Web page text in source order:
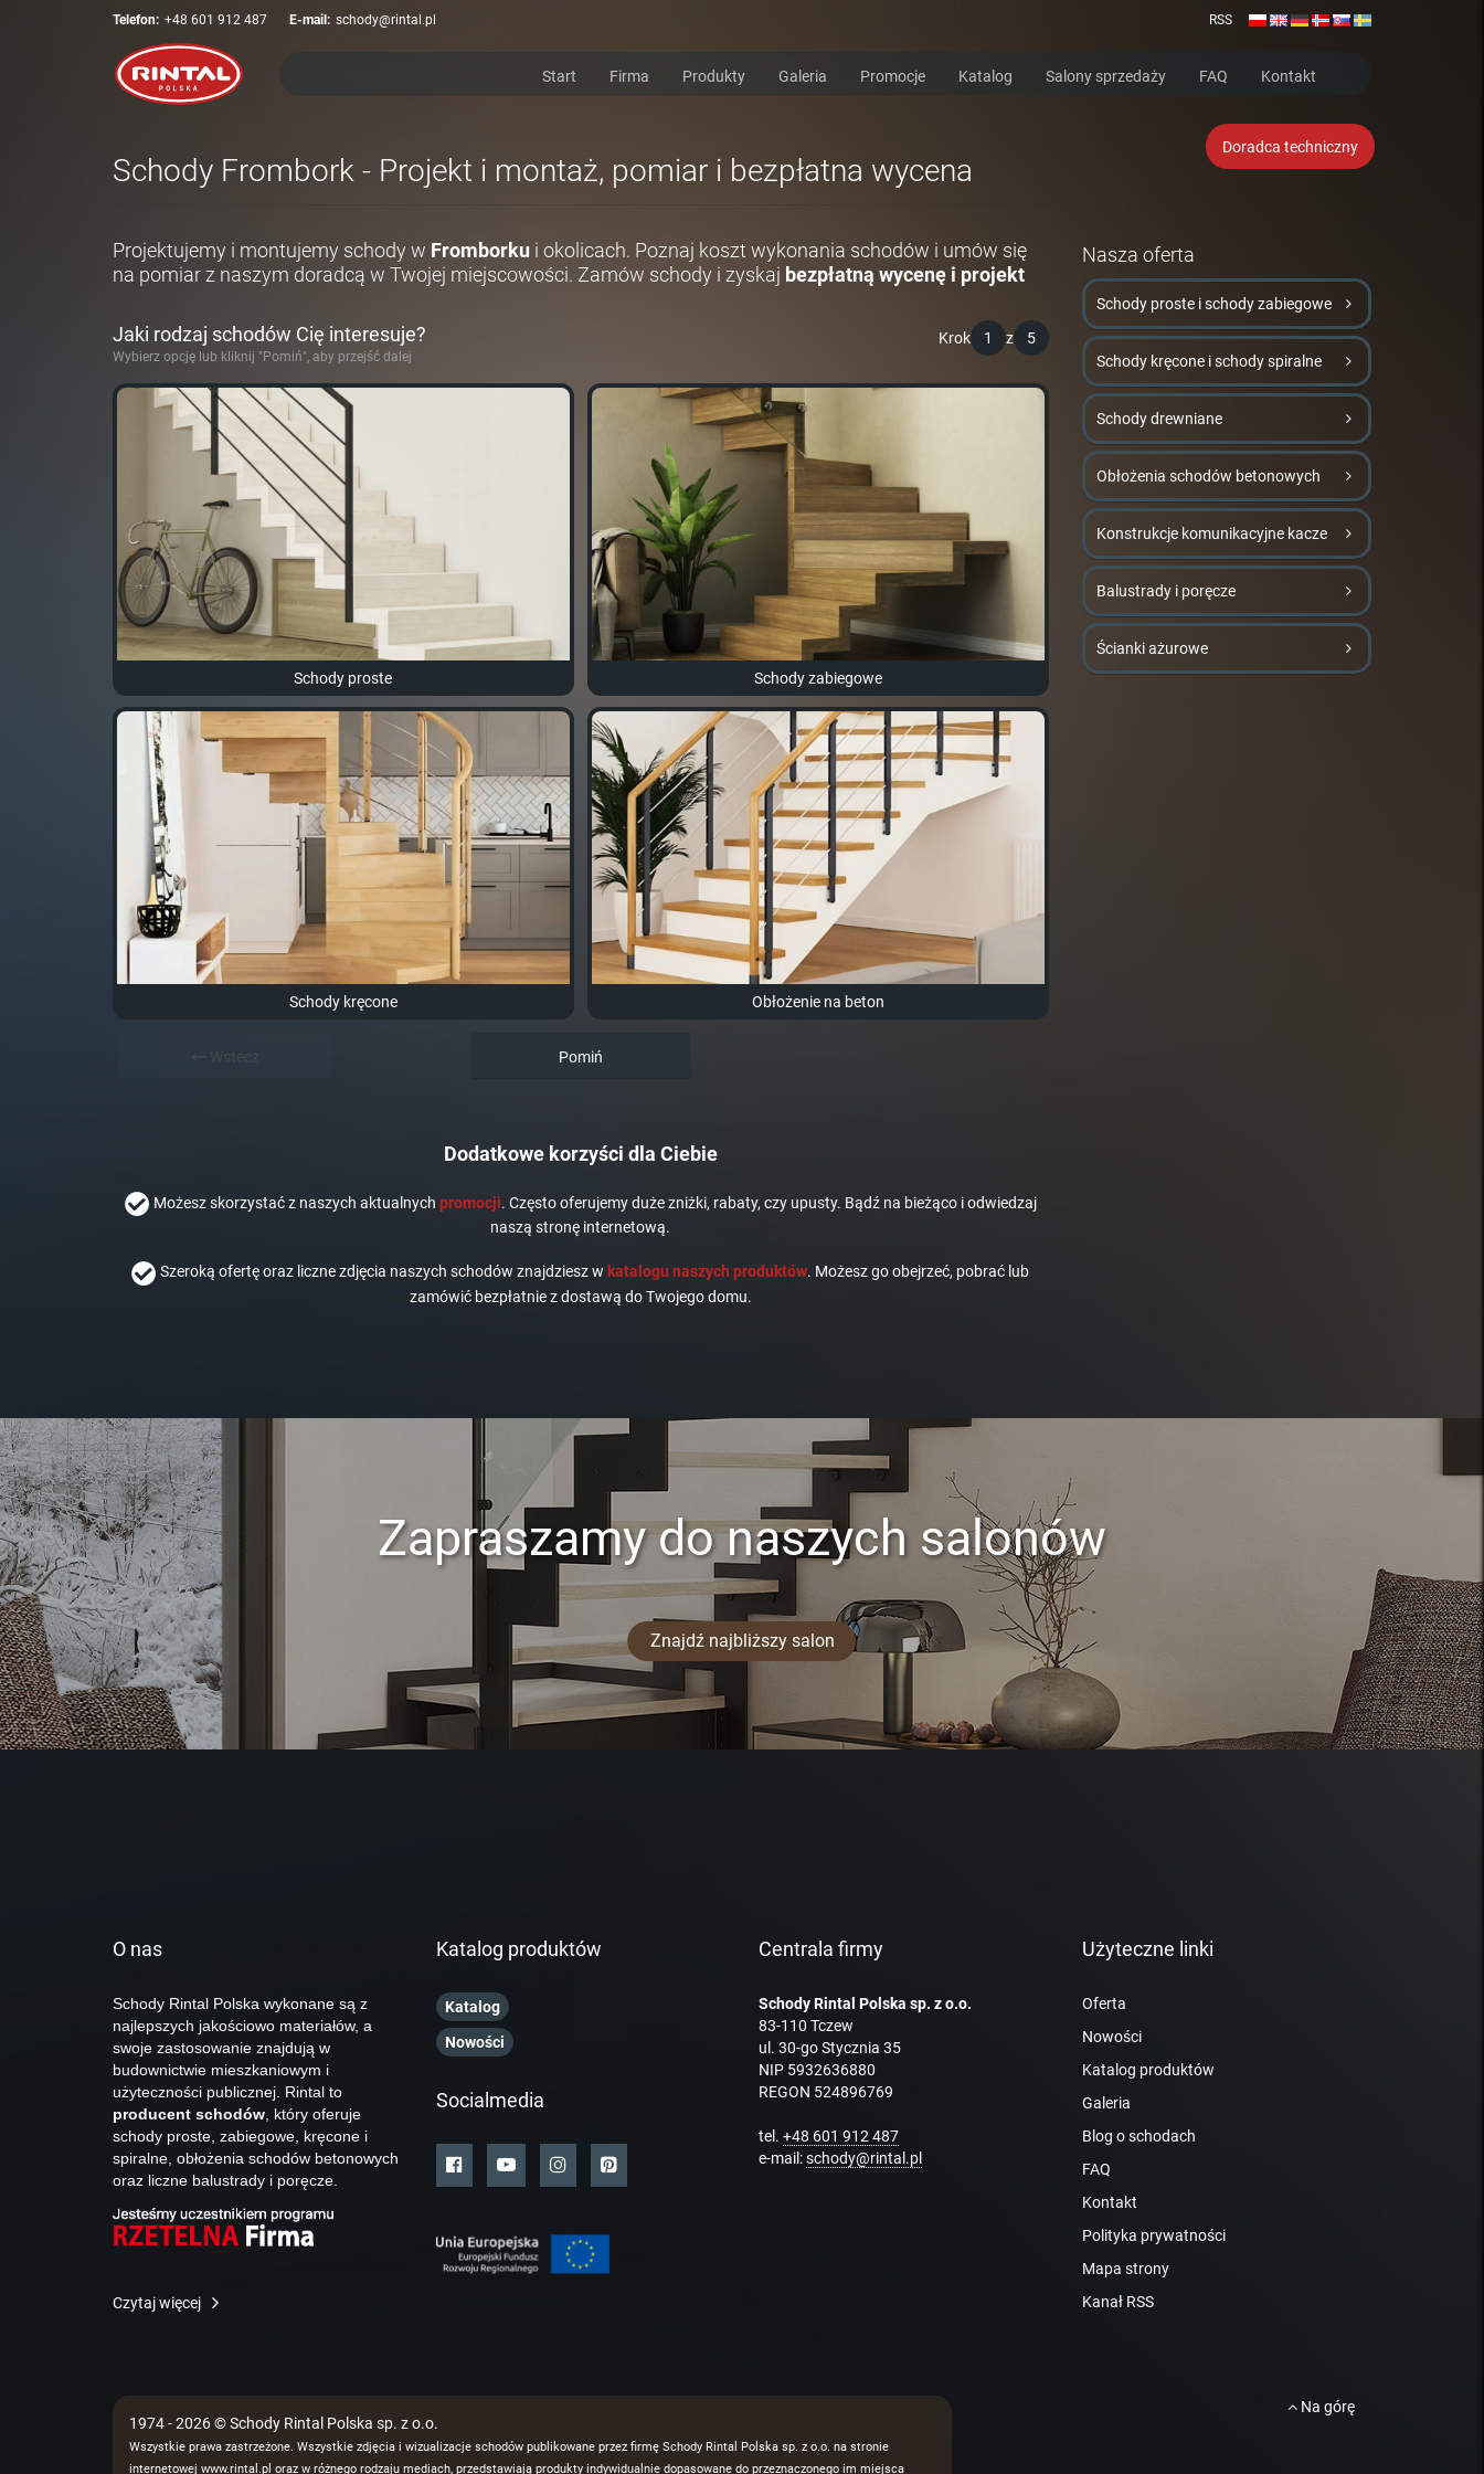
Telefon: +48 601 912 487 E-mail: schody@rintal.pl RSS
Start Firma Produkty Galeria Promocje Katalog Salony sprzedaży FAQ Kontakt
Doradca techniczny
Schody Frombork - Projekt i montaż, pomiar i bezpłatna wycena
Projektujemy i montujemy schody w Fromborku i okolicach. Poznaj koszt wykonania schodów i umów się
na pomiar z naszym doradcą w Twojej miejscowości. Zamów schody i zyskaj bezpłatną wycenę i projekt
Krok 1 z 5
Jaki rodzaj schodów Cię interesuje?
Wybierz opcję lub kliknij "Pomiń", aby przejść dalej
Schody proste Schody zabiegowe
Schody kręcone Obłożenie na beton
Pomiń
Dodatkowe korzyści dla Ciebie
Możesz skorzystać z naszych aktualnych promocji. Często oferujemy duże zniżki, rabaty, czy upusty. Bądź na bieżąco i odwiedzaj
naszą stronę internetową.
Szeroką ofertę oraz liczne zdjęcia naszych schodów znajdziesz w katalogu naszych produktów. Możesz go obejrzeć, pobrać lub
zamówić bezpłatnie z dostawą do Twojego domu.
Nasza oferta
Schody proste i schody zabiegowe
Schody kręcone i schody spiralne
Schody drewniane
Obłożenia schodów betonowych
Konstrukcje komunikacyjne kacze
Balustrady i poręcze
Ścianki ażurowe
Zapraszamy do naszych salonów
Znajdź najbliższy salon
O nas
Schody Rintal Polska wykonane są z
najlepszych jakościowo materiałów, a
swoje zastosowanie znajdują w
budownictwie mieszkaniowym i
użyteczności publicznej. Rintal to
producent schodów , który oferuje
schody proste, zabiegowe, kręcone i
spiralne, obłożenia schodów betonowych
oraz liczne balustrady i poręcze.
Czytaj więcej
Katalog produktów
Katalog
Nowości
Socialmedia
Centrala firmy
Schody Rintal Polska sp. z o.o.
83-110 Tczew
ul. 30-go Stycznia 35
NIP 5932636880
REGON 524896769
tel. +48 601 912 487
e-mail:schody@rintal.pl
Użyteczne linki
Oferta
Nowości
Katalog produktów
Galeria
Blog o schodach
FAQ
Kontakt
Polityka prywatności
Mapa strony
Kanał RSS
1974 - 2026 © Schody Rintal Polska sp. z o.o.
Wszystkie prawa zastrzeżone. Wszystkie zdjęcia i wizualizacje schodów publikowane przez firmę Schody Rintal Polska sp. z o.o. na stronie
internetowej www.rintal.pl oraz w różnego rodzaju mediach, przedstawiają produkty indywidualnie dopasowane do przeznaczonego im miejsca
Na górę